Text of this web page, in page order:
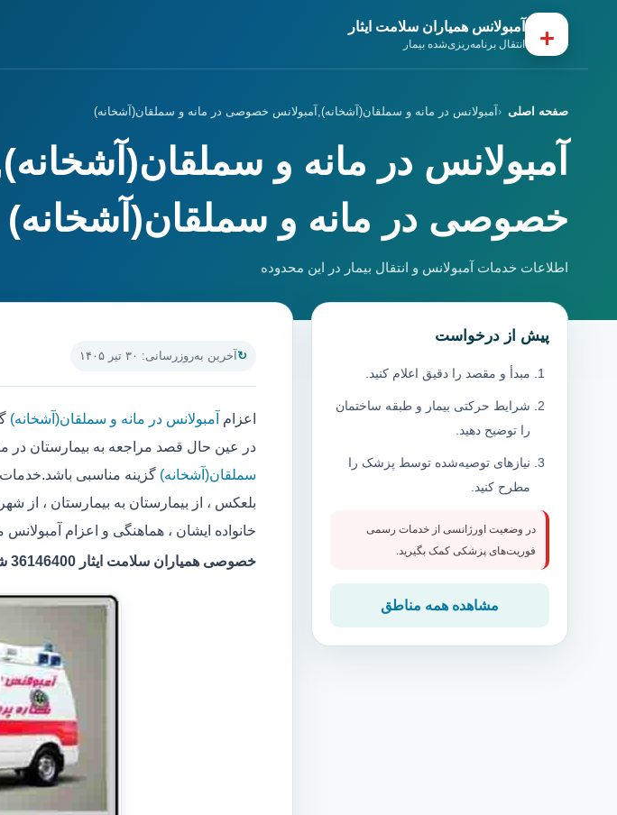
+ آمبولانس همیاران سلامت ایثار
انتقال برنامه‌ریزی‌شده بیمار
صفحه اصلی آمبولانس در مانه و سملقان(آشخانه),آمبولانس خصوصی در مانه و سملقان(آشخانه)
آمبولانس در مانه و
خصوصی در مانه و سملقان(آشخانه)
اطلاعات خدمات آمبولانس و انتقال بیمار در این محدوده
آخرین به‌روزرسانی: ۳۰ تیر ۱۴۰۵
اعزام آمبولانس در مانه و سملقان(آشخانه)
در عین حال قصد مراجعه به بیمارستان در
سملقان(آشخانه) گزینه مناسبی باشد.خدمات
بلعکس ، از بیمارستان به بیمارستان ،
خانواده ایشان ، هماهنگی و اعزام
خصوصی همیاران سلامت ایثار 36146400 شماره پروانه 3-323036
پیش از درخواست
مبدأ و مقصد را دقیق اعلام کنید.
شرایط حرکتی بیمار و طبقه ساختمان
را توضیح دهید.
نیازهای توصیه‌شده توسط پزشک را
مطرح کنید.
در وضعیت اورژانسی از خدمات رسمی
فوریت‌های پزشکی کمک بگیرید.
مشاهده همه مناطق